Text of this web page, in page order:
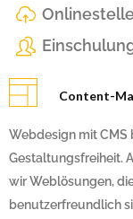
Content-
Webdesign mit CMS
Gestaltungsfreiheit.
wir Weblösungen,
benutzerfreundlich